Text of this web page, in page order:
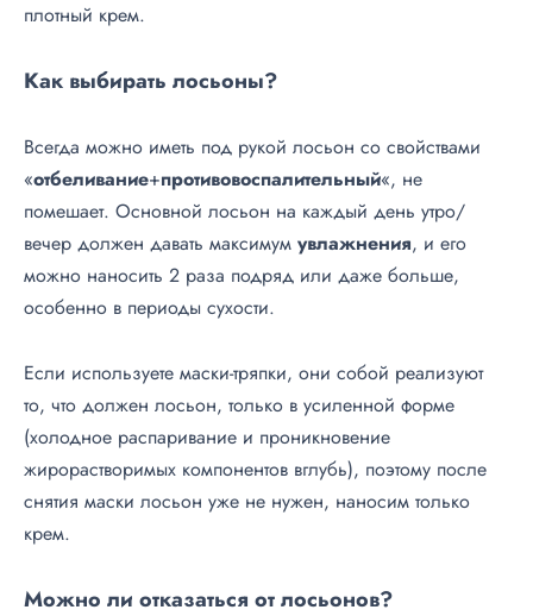
плотный крем.
Как выбирать лосьоны?
Всегда можно иметь под рукой лосьон со свойствами
«отбеливание+противовоспалительный«, не
помешает. Основной лосьон на каждый день утро/
вечер должен давать максимум увлажнения, и его
можно наносить 2 раза подряд или даже больше,
особенно в периоды сухости.
Если используете маски-тряпки, они собой реализуют
то, что должен лосьон, только в усиленной форме
(холодное распаривание и проникновение
жирорастворимых компонентов вглубь), поэтому после
снятия маски лосьон уже не нужен, наносим только
крем.
Можно ли отказаться от лосьонов?